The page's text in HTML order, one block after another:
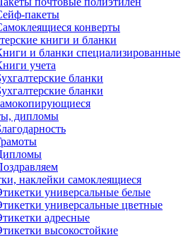
пакеты
конверты
книги и бланки
и бланки специализированные
учета
бланки
бланки
дипломы
наклейки самоклеящиеся
универсальные белые
универсальные цветные
адресные
высокостойкие